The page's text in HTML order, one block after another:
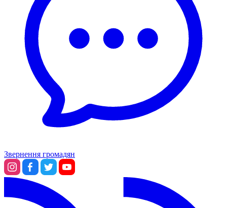
Звернення громадян